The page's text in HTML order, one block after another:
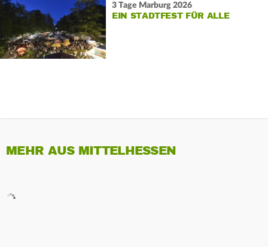
3 Tage Marburg 2026
EIN STADTFEST FÜR ALLE
MEHR AUS MITTELHESSEN